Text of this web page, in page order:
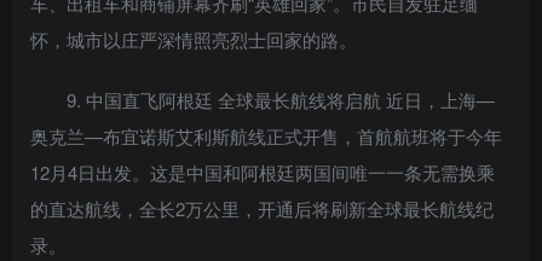
怀，城市以庄严深情照亮烈士回家的路。
9. 中国直飞阿根廷 全球最长航线将启航 近日，上海—
奥克兰—布宜诺斯艾利斯航线正式开售，首航航班将于今年
12月4日出发。这是中国和阿根廷两国间唯一一条无需换乘
的直达航线，全长2万公里，开通后将刷新全球最长航线纪
录。